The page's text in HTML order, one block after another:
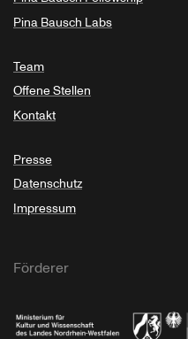
Pina Bausch Labs
Team
Offene Stellen
Kontakt
Presse
Datenschutz
Impressum
Förderer